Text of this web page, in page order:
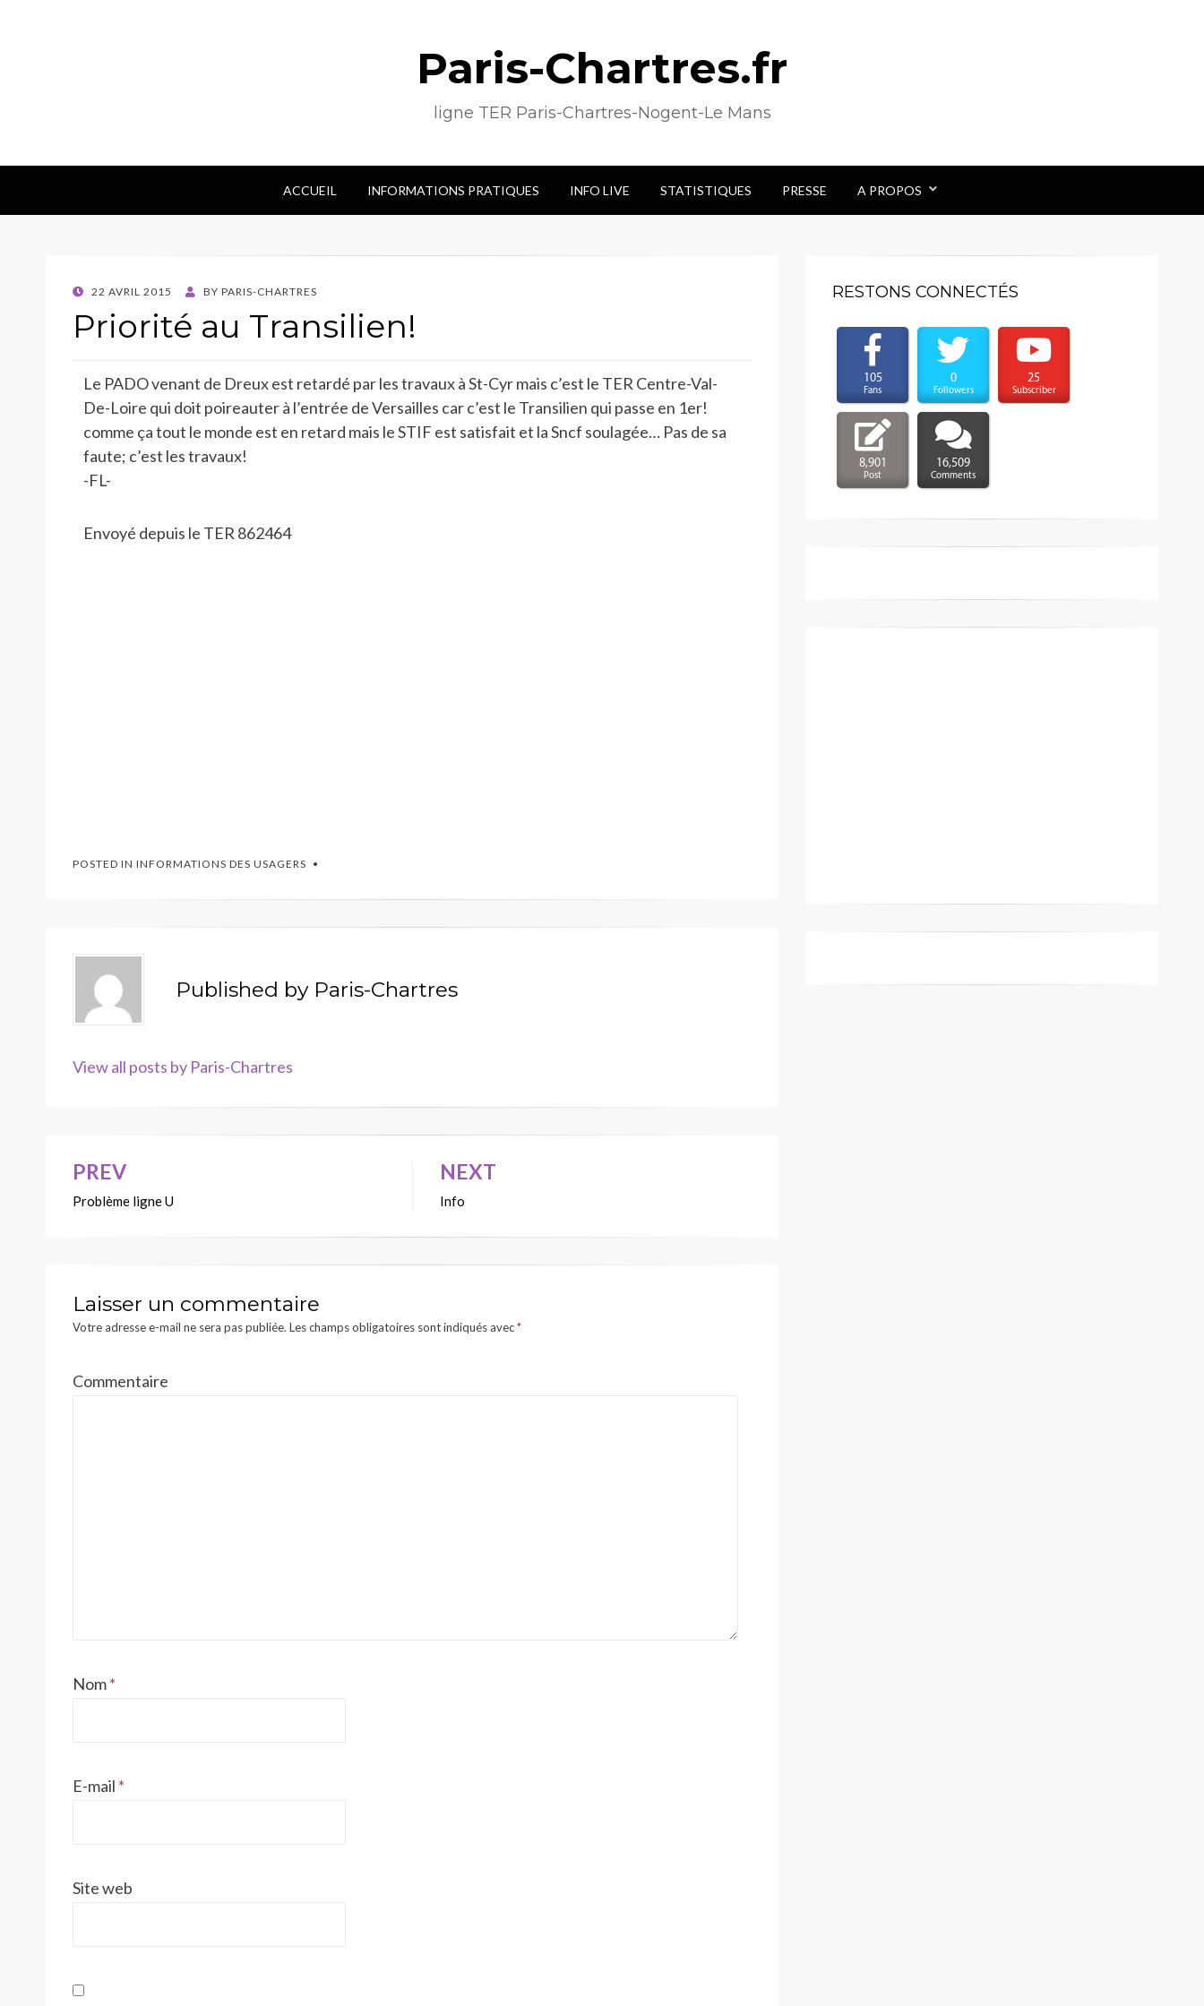
Paris-Chartres.fr
ligne TER Paris-Chartres-Nogent-Le Mans
ACCUEIL INFORMATIONS PRATIQUES INFO LIVE STATISTIQUES PRESSE A PROPOS
POSTED
22 AVRIL 2015 BY PARIS-CHARTRES
Priorité au Transilien!
Le PADO venant de Dreux est retardé par les travaux à St-Cyr mais c’est le TER Centre-Val-
De-Loire qui doit poireauter à l’entrée de Versailles car c’est le Transilien qui passe en 1er!
comme ça tout le monde est en retard mais le STIF est satisfait et la Sncf soulagée… Pas de sa
faute; c’est les travaux!
-FL-
Envoyé depuis le TER 862464
POSTED IN INFORMATIONS DES USAGERS
Published by Paris-Chartres
View all posts by Paris-Chartres
Navigation
de
PREV
Problème ligne U
NEXT
Info
Laisser un commentaire
Votre adresse e-mail ne sera pas publiée. Les champs obligatoires sont indiqués avec*
Commentaire
Nom*
E-mail *
Site web
RESTONS CONNECTÉS
105
Fans
0
Followers
25
Subscriber
8,901
Post
16,509
Comments